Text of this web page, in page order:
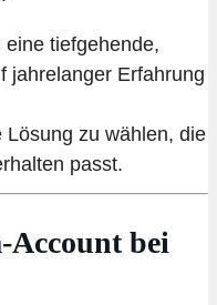
tiefgehende,
jahrelanger Erfahrung
zu wählen, die
passt.
Account bei